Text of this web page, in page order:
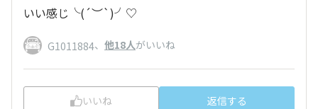
いい感じ╰( ´︶`)╯♡
G1011884、 他18人がいいね
いいね 返信する